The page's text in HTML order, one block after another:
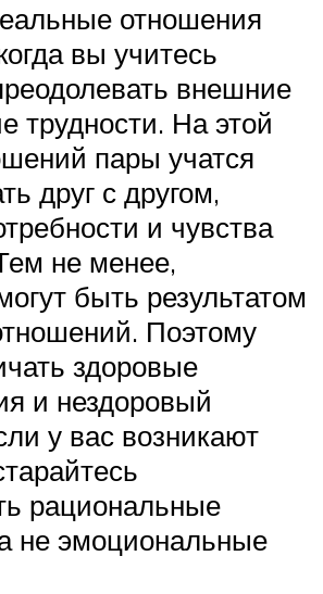
отношения
вы учитесь
внешние
трудности. На этой
пары учатся
друг с другом,
и чувства
не менее,
быть результатом
Поэтому
здоровые
и нездоровый
у вас возникают
рациональные
не эмоциональные